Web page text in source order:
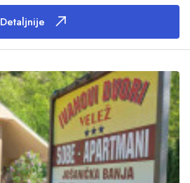
Detaljnije